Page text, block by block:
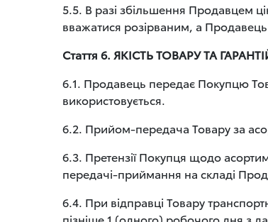
5.5. В разі збільшення Продавцем
вважатися розірваним, а
Стаття 6. ЯКІСТЬ ТОВАРУ ТА
6.1. Продавець передає Покупцю
використовується.
6.2. Прийом-передача Товару за
6.3. Претензії Покупця щодо
передачі-приймання на складі
6.4. При відправці Товару